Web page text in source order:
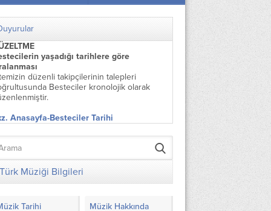
yaşadığı tarihlere göre
düzenli takipçilerinin talepleri
Besteciler kronolojik olarak
Anasayfa-Besteciler Tarihi
Türk Müziği Bilgileri
Tarihi Müzik Hakkında